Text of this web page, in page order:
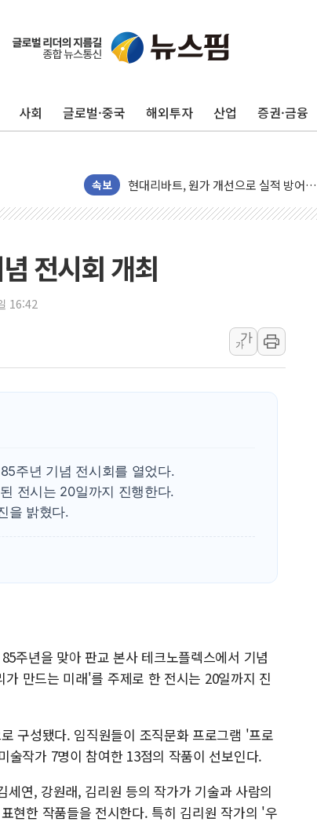
사회 글로벌·중국 해외투자 산업 증권·금융
속보
트럼프, '원정출산 시민권 차단' 행정
트럼프 "이란전 조만간 끝날 것"…군
"세금 부담 덜자"…비거주 1주택자 귀
세금 부담 커진 고가 1주택자…맞교환
뉴욕증시, 유가·금리 부담에 하락…다
이란, 오만과 호르무즈 해협 재개방
[민주 당권주자 일정] 송영길·정청래·
李대통령, 오늘 부동산 정책 점검 2
[오늘의 정치일정] 8월 7일(금)
[오늘의 국회일정] 상임위·세미나·기
이란, 美·이스라엘 선박 호르무즈 통
유럽증시, 견조한 실적 소화하며 대
리투아니아 국방 "러, 우크라 드론으
구광모, 내주 실리콘밸리서 젠슨 황 재
뉴욕증시 개장 전 특징주...모더나·아
김정관 장관 "영업이익 N% 성과급
뉴욕증시 프리뷰, 미 주가선물 AI주
청와대, 북한 단거리 탄도미사일 발사
전시회 개최
16:42
가
가
주년 기념 전시회를 열었다.
전시는 20일까지 진행한다.
을 밝혔다.
주년을 맞아 판교 본사 테크노플렉스에서 기념
만드는 미래'를 주제로 한 전시는 20일까지 진
구성됐다. 임직원들이 조직문화 프로그램 '프로
술작가 7명이 참여한 13점의 작품이 선보인다.
연, 강원래, 김리원 등의 작가가 기술과 사람의
현한 작품들을 전시한다. 특히 김리원 작가의 '우